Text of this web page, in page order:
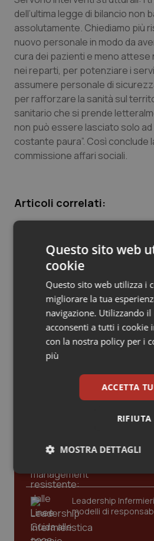
Piemonte
Provincia Autonoma di
Provincia Autonoma di
Puglia
Sardegna
Umbria
Valle D’Aosta
Veneto
HIV
Infezioni & Febbre
Ipertensione &
Malattie rare
Malattia di Crohn &
Oftalmologia
Oncodermatologia
Oncoematologia
Oncologia & Nutrizione
Quotidiano Cardiologia
Quotidiano Pediatria
Rene & patologie
dell’ultima legge di bilancio non
assolutamente. Chiediamo più
nuovo personale in modo da
cura dei pazienti e meno
nei reparti, per potenziare i
assumere personale di
per rafforzare la sanità sul
sanitario che si prende
non può essere lasciato solo ad
costante paura”. Così conclude
commissione affari sociali.
Articoli correlati:
“Nel 2023 segnalate 16 mila
le più colpite”
© Riproduzione riservata
Ultime analisi e
Gold
Cloud sanitario:
compliance, GDPR
dalle Linee Guida
Leadership
modelli di
Questo sito web
cookie
Questo sito web utilizza i
migliorare la tua
navigazione. Utilizzando
acconsenti a tutti i cookie
con la nostra policy per i
più
ACCETTA
RIFIUTA
MOSTRA DETTAGLI
Necessari Statistici